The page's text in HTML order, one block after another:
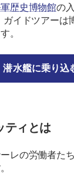
歴史博物館の
ガイドツアーは
。
潜水艦に乗り込
ティとは
レの労働者た